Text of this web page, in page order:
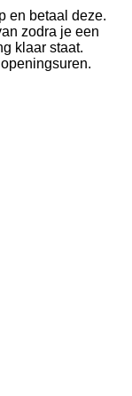
en betaal deze.
zodra je een
klaar staat.